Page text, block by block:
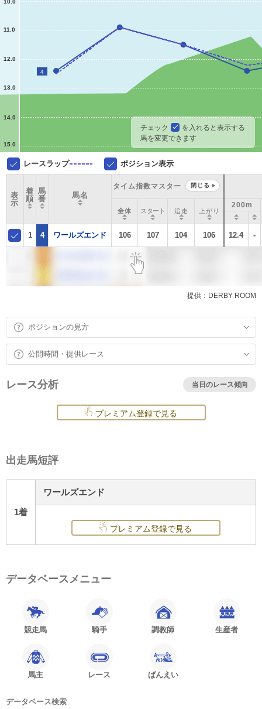
10.0
11.0
12.0
13.0
14.0
15.0
4
チェック
を入れると表示する
馬を変更できます
レースラップ ポジション表示
表
示
着
順
馬
番
馬名
タイム指数マスター 閉じる
全体 スタート 追走 上がり
200m
1 4 ワールズエンド 106 107 104 106 12.4 -
提供：DERBY ROOM
ポジションの見方
公開時間・提供レース
レース分析 当日のレース傾向
プレミアム登録で見る
出走馬短評
1着
ワールズエンド
プレミアム登録で見る
データベースメニュー
競走馬 騎手 調教師 生産者
馬主 レース ばんえい
データベース検索